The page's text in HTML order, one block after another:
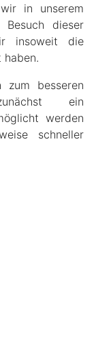
in unserem
dieser
insoweit die
haben.
zum besseren
ein
werden
schneller